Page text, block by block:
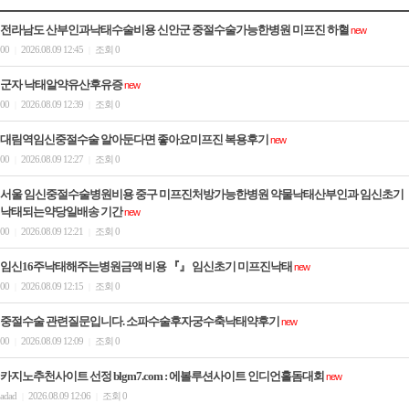
전라남도 산부인과낙태수술비용 신안군 중절수술가능한병원 미­프진 하혈new
00
2026.08.09 12:45 조회 0
군자 낙태알약유산후유증new
00
2026.08.09 12:39 조회 0
대림역임신중절수술 알아둔다면 좋아요미­프진 복용후기 new
00
2026.08.09 12:27 조회 0
서울 임신중절수술병원비용 중구 미프진처방가능한병원 약물낙태산부인과 임신초기
낙태되는약당일배송 기간new
00
2026.08.09 12:21 조회 0
임신16주낙태해주는병원금액 비용 『』 임신초기 미­프진낙­태 new
00
2026.08.09 12:15 조회 0
중절수술 관련질문입니다. 소파수술후자궁수축낙­태약후기 new
00
2026.08.09 12:09 조회 0
카­지노추천사이트 선정 blgm7.com : 에볼루션사이트 인디언홀돔대회 new
adad
2026.08.09 12:06 조회 0